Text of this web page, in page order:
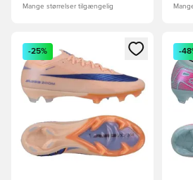
Mange størrelser tilgængelig
Åbner en Modal til at logge ind
-25% -